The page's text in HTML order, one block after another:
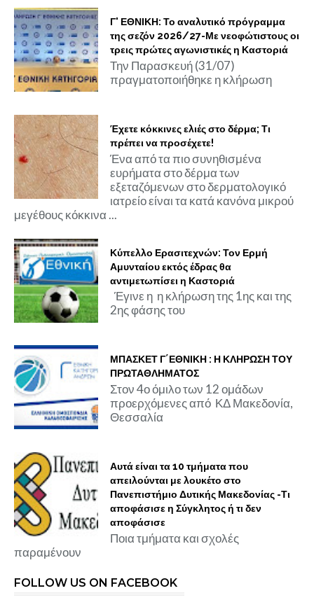
Γ' ΕΘΝΙΚΗ: Το αναλυτικό πρόγραμμα
της σεζόν 2026/27-Με νεοφώτιστους οι
τρεις πρώτες αγωνιστικές η Καστοριά
Την Παρασκευή (31/07)
πραγματοποιήθηκε η κλήρωση
Έχετε κόκκινες ελιές στο δέρμα; Τι
πρέπει να προσέχετε!
Ένα από τα πιο συνηθισμένα
ευρήματα στο δέρμα των
εξεταζόμενων στο δερματολογικό
ιατρείο είναι τα κατά κανόνα μικρού
μεγέθους κόκκινα ...
Κύπελλο Ερασιτεχνών: Τον Ερμή
Αμυνταίου εκτός έδρας θα
αντιμετωπίσει η Καστοριά
Έγινε η η κλήρωση της 1ης και της
2ης φάσης του
ΜΠΑΣΚΕΤ Γ΄ΕΘΝΙΚΗ : Η ΚΛΗΡΩΣΗ ΤΟΥ
ΠΡΩΤΑΘΛΗΜΑΤΟΣ
Στον 4ο όμιλο των 12 ομάδων
προερχόμενες από ΚΔ Μακεδονία,
Θεσσαλία
Αυτά είναι τα 10 τμήματα που
απειλούνται με λουκέτο στο
Πανεπιστήμιο Δυτικής Μακεδονίας -Τι
αποφάσισε η Σύγκλητος ή τι δεν
αποφάσισε
Ποια τμήματα και σχολές
παραμένουν
FOLLOW US ON FACEBOOK